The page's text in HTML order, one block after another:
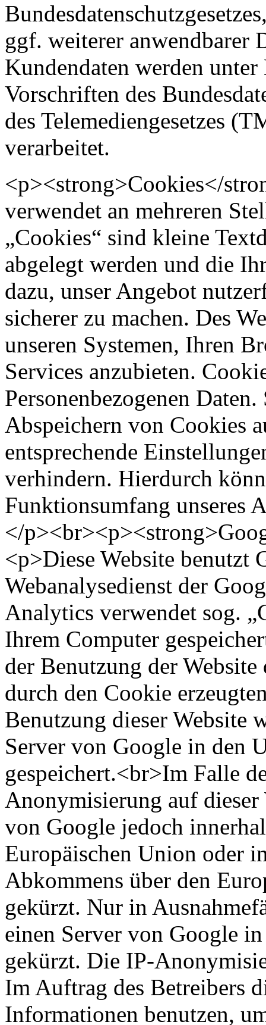
ggf. weiterer anwendbarer
Kundendaten werden
Vorschriften des
des Telemediengesetzes
verarbeitet.
<p><strong>Cookies</
verwendet an mehreren
„Cookies“ sind kleine
abgelegt werden und die
dazu, unser Angebot
sicherer zu machen. Des
unseren Systemen, Ihren
Services anzubieten.
Personenbezogenen
Abspeichern von Cookies
entsprechende
verhindern. Hierdurch
Funktionsumfang unseres
</
<p>Diese Website benutzt
Webanalysedienst der
Analytics verwendet sog.
Ihrem Computer
der Benutzung der
durch den Cookie
Benutzung dieser Website
Server von Google in den
gespeichert.<br>Im Falle
Anonymisierung auf
von Google jedoch
Europäischen Union oder
Abkommens über den
gekürzt. Nur in
einen Server von Google
gekürzt. Die IP-
Im Auftrag des Betreibers
Informationen benutzen,